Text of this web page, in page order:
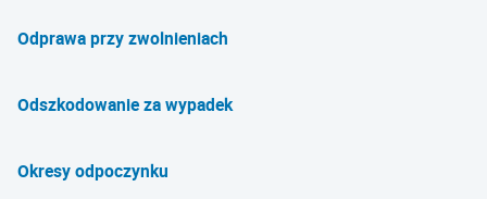
Odprawa przy zwolnieniach
Odszkodowanie za wypadek
Okresy odpoczynku